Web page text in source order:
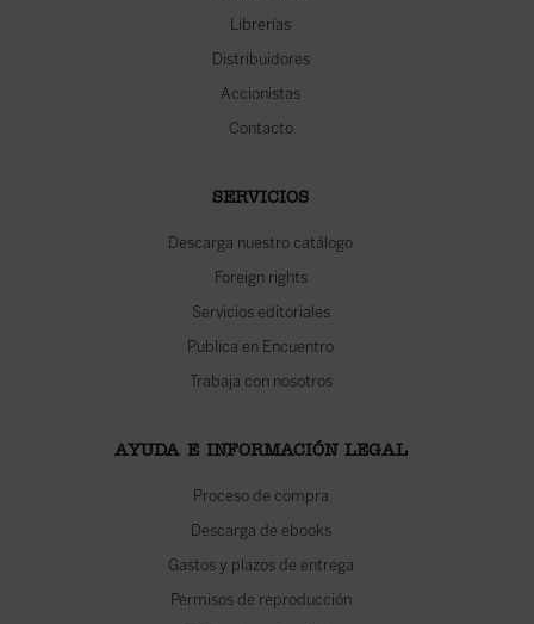
Librerías
Distribuidores
Accionistas
Contacto
SERVICIOS
Descarga nuestro catálogo
Foreign rights
Servicios editoriales
Publica en Encuentro
Trabaja con nosotros
AYUDA E INFORMACIÓN LEGAL
Proceso de compra
Descarga de ebooks
Gastos y plazos de entrega
Permisos de reproducción